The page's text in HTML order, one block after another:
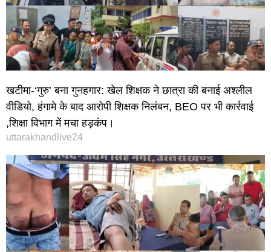
खटीमा-‘गुरु’ बना गुनहगार: खेल शिक्षक ने छात्रा की बनाई अश्लील
वीडियो, हंगामे के बाद आरोपी शिक्षक निलंबन, BEO पर भी कार्रवाई
,शिक्षा विभाग में मचा हड़कंप।
uttarakhandlive24